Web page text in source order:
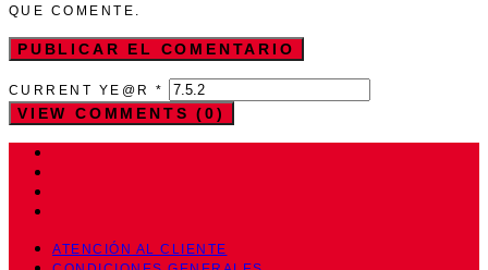
QUE COMENTE.
CURRENT YE@R*
VIEW COMMENTS (0)
ATENCIÓN AL CLIENTE